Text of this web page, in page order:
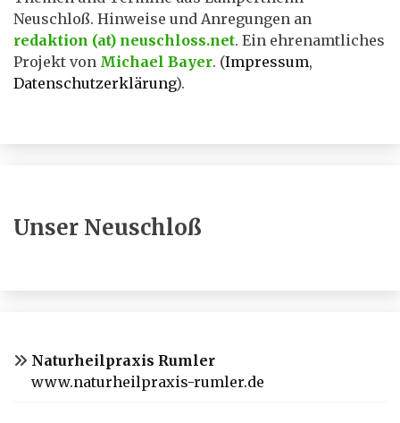
Neuschloß. Hinweise und Anregungen an
redaktion (at) neuschloss.net. Ein ehrenamtliches
Projekt von Michael Bayer. (Impressum,
Datenschutzerklärung).
Unser Neuschloß
Naturheilpraxis Rumler
www.naturheilpraxis-rumler.de